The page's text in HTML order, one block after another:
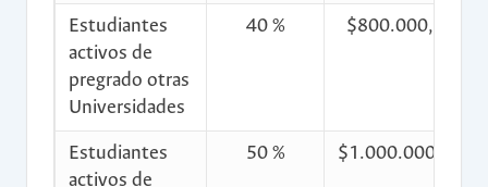
Estudiantes
activos de
pregrado otras
Universidades
40 % $800.000,00
Estudiantes
activos de
50 % $1.000.000,00